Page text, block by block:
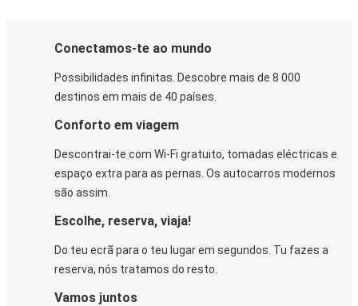
Conectamos-te ao mundo
Possibilidades infinitas. Descobre mais de 8 000
destinos em mais de 40 países.
Conforto em viagem
Descontrai-te com Wi-Fi gratuito, tomadas eléctricas e
espaço extra para as pernas. Os autocarros modernos
são assim.
Escolhe, reserva, viaja!
Do teu ecrã para o teu lugar em segundos. Tu fazes a
reserva, nós tratamos do resto.
Vamos juntos